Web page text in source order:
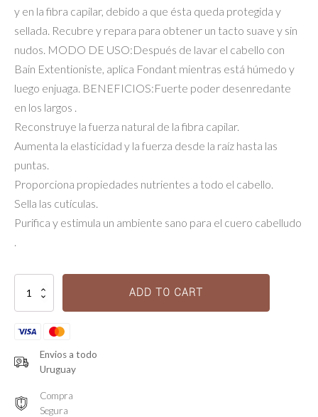
y en la fibra capilar, debido a que ésta queda protegida y
sellada. Recubre y repara para obtener un tacto suave y sin
nudos. MODO DE USO:Después de lavar el cabello con
Bain Extentioniste, aplica Fondant mientras está húmedo y
luego enjuaga. BENEFICIOS:Fuerte poder desenredante
en los largos .
Reconstruye la fuerza natural de la fibra capilar.
Aumenta la elasticidad y la fuerza desde la raíz hasta las
puntas.
Proporciona propiedades nutrientes a todo el cabello.
Sella las cutículas.
Purifica y estimula un ambiente sano para el cuero cabelludo
.
Fondant
Extentioniste
quantity
ADD TO CART
Envios a todo
Uruguay
Compra
Segura